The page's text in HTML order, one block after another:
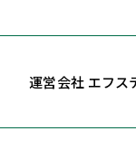
運営会社 エフス